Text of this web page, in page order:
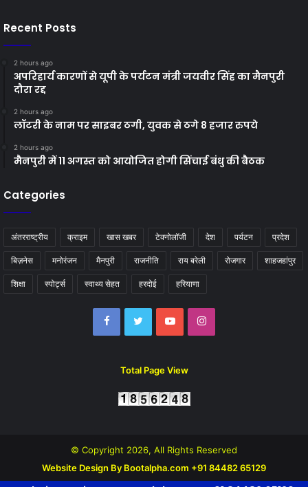
Recent Posts
2 hours ago
अपरिहार्य कारणों से यूपी के पर्यटन मंत्री जयवीर सिंह का मैनपुरी
दौरा रद्द
2 hours ago
लॉटरी के नाम पर साइबर ठगी, युवक से ठगे 8 हजार रुपये
2 hours ago
मैनपुरी में 11 अगस्त को आयोजित होगी सिंचाई बंधु की बैठक
Categories
अंतरराष्ट्रीय क्राइम खास खबर टेक्नोलॉजी देश पर्यटन प्रदेश
बिज़नेस मनोरंजन मैनपुरी राजनीति राय बरेली रोजगार शाहजहांपुर
शिक्षा स्पोर्ट्स स्वाथ्य सेहत हरदोई हरियाणा
FacebookTwitterYouTubeInstagram
Total Page View
© Copyright 2026, All Rights Reserved
Website Design By Bootalpha.com +91 84482 65129